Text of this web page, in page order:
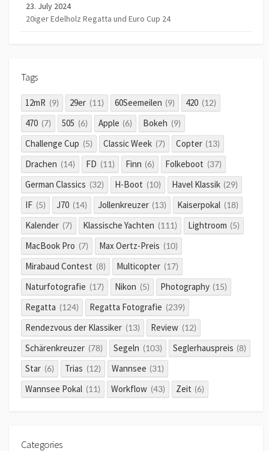
23. July 2024
20iger Edelholz Regatta und Euro Cup 24
Tags
12mR (9) 29er (11) 60Seemeilen (9) 420 (12)
470 (7) 505 (6) Apple (6) Bokeh (9)
Challenge Cup (5) Classic Week (7) Copter (13)
Drachen (14) FD (11) Finn (6) Folkeboot (37)
German Classics (32) H-Boot (10) Havel Klassik (29)
IF (5) J70 (14) Jollenkreuzer (13) Kaiserpokal (18)
Kalender (7) Klassische Yachten (111) Lightroom (5)
MacBook Pro (7) Max Oertz-Preis (10)
Mirabaud Contest (8) Multicopter (17)
Naturfotografie (17) Nikon (5) Photography (15)
Regatta (124) Regatta Fotografie (239)
Rendezvous der Klassiker (13) Review (12)
Schärenkreuzer (78) Segeln (103) Seglerhauspreis (8)
Star (6) Trias (12) Wannsee (31)
Wannsee Pokal (11) Workflow (43) Zeit (6)
Categories